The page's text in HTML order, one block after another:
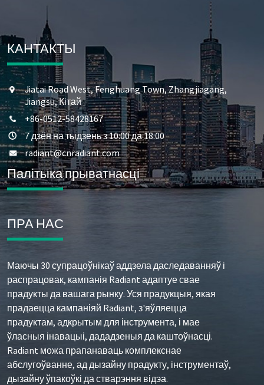
КАНТАКТЫ
Jiatai Road West, Fenghuang Town, Zhangjiagang,
Jiangsu, Кітай
+86-0512-58428167
7 дзён на тыдзень з 10:00 да 18:00
radiant@cnradiant.com
Палітыка прыватнасці
ПРА НАС
Маючы 30 супрацоўнікаў аддзела даследаванняў і
распрацовак, кампанія Radiant адаптуе свае
прадукты да вашага рынку. Уся прадукцыя, якая
прадаецца кампаніяй Radiant, з'яўляецца
прадуктам, адкрытым для інструмента, і мае
ўласныя інавацыі, дададзеныя да каштоўнасці.
Radiant можа прапанаваць комплекснае
абслугоўванне, ад дызайну прадукту, інструментаў,
дызайну ўпакоўкі да стварэння відэа.